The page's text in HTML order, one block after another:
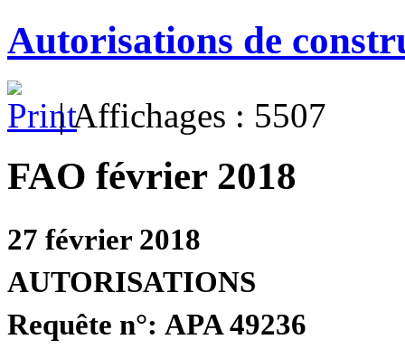
Autorisations de
| Affichages : 5507
FAO février 2018
27 février 2018
AUTORISATIONS
Requête n°: APA 49236